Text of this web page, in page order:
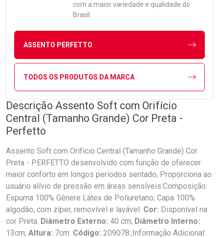
com a maior variedade e qualidade do
Brasil.
ASSENTO PERFETTO
TODOS OS PRODUTOS DA MARCA
Descrição Assento Soft com Orifício
Central (Tamanho Grande) Cor Preta -
Perfetto
Assento Soft com Orifício Central (Tamanho Grande) Cor
Preta - PERFETTO desenvolvido com função de oferecer
maior conforto em longos períodos sentado; Proporciona ao
usuário alívio de pressão em áreas sensíveis.Composição:
Espuma 100% Gênere Látex de Poliuretano; Capa 100%
algodão, com zíper, removível e lavável. Cor: Disponível na
cor Preta. Diâmetro Externo: 40 cm; Diâmetro Interno:
13cm; Altura: 7cm. Código: 209078.;Informação Adicional: